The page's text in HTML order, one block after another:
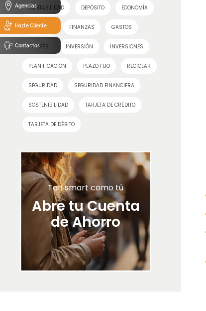
Agencias
Hazte Cliente
Contactos
CONTABILIDAD DEPÓSITO ECONOMÍA
FERIADOS FINANZAS GASTOS
INTERÉS INVERSIÓN INVERSIONES
PLANIFICACIÓN PLAZO FIJO RECICLAR
SEGURIDAD SEGURIDAD FINANCIERA
SOSTENIBILIDAD TARJETA DE CRÉDITO
TARJETA DE DÉBITO
Tan smart como tú
Abre tu Cuenta
de Ahorro